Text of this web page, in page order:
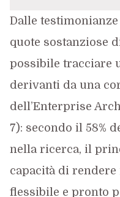
Dalle
quote sostanziose
possibile tracciare
derivanti da una
dell’Enterprise
7): secondo il 58%
nella ricerca, il
capacità di
flessibile e pronto